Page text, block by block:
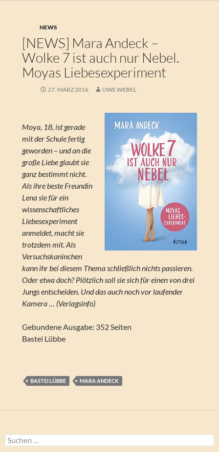
NEWS
[NEWS] Mara Andeck –
Wolke 7 ist auch nur Nebel.
Moyas Liebesexperiment
27. MÄRZ 2016 UWE WEBEL
Moya, 18, ist gerade
mit der Schule fertig
geworden – und an die
große Liebe glaubt sie
ganz bestimmt nicht.
Als ihre beste Freundin
Lena sie für ein
wissenschaftliches
Liebesexperiment
anmeldet, macht sie
trotzdem mit. Als
Versuchskaninchen
kann ihr bei diesem Thema schließlich nichts passieren.
Oder etwa doch? Plötzlich soll sie sich für einen von drei
Jungs entscheiden. Und das auch noch vor laufender
Kamera … (Verlagsinfo)
Gebundene Ausgabe: 352 Seiten
Bastei Lübbe
BASTEI LÜBBE MARA ANDECK
Suchen
nach: